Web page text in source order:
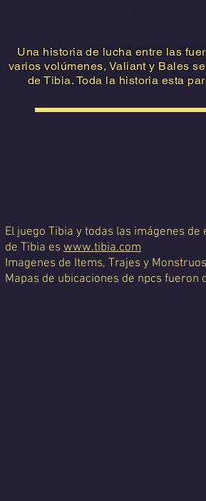
Una historia de lucha entre las
varios volúmenes, Valiant y Bales
de Tibia. Toda la historia esta
El juego Tibia y todas las imágenes
de Tibia es www.tibia.com
Imagenes de Items, Trajes y
Mapas de ubicaciones de npcs